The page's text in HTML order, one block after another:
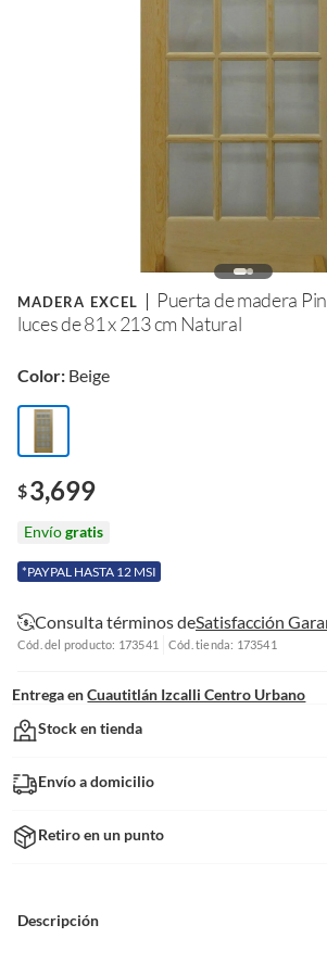
MADERA EXCEL
Puerta de madera
luces de 81 x 213 cm Natural
Color: Beige
$3,699
Envíogratis
*PAYPAL HASTA 12 MSI
Consulta términos deSatisfacción
Cód. del producto: 173541 Cód. tienda: 173541
Entrega en Cuautitlán Izcalli Centro Urbano
Stock en tienda
Envío a domicilio
Retiro en un punto
Descripción